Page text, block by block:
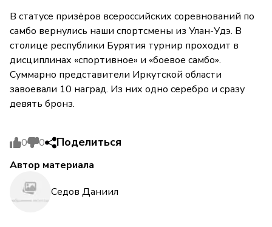
В статусе призёров всероссийских соревнований по
самбо вернулись наши спортсмены из Улан-Удэ. В
столице республики Бурятия турнир проходит в
дисциплинах «спортивное» и «боевое самбо».
Суммарно представители Иркутской области
завоевали 10 наград. Из них одно серебро и сразу
девять бронз.
0 0 Поделиться
Автор материала
Седов Даниил